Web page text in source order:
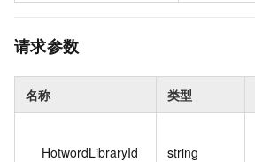
请求参数
名称 类型
HotwordLibraryId string